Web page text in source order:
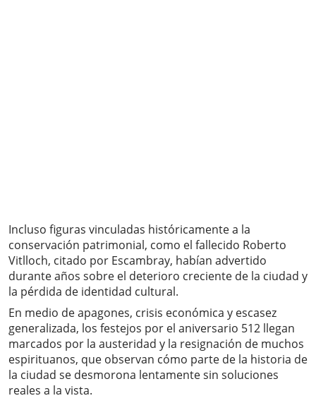
Incluso figuras vinculadas históricamente a la
conservación patrimonial, como el fallecido Roberto
Vitlloch, citado por Escambray, habían advertido
durante años sobre el deterioro creciente de la ciudad y
la pérdida de identidad cultural.
En medio de apagones, crisis económica y escasez
generalizada, los festejos por el aniversario 512 llegan
marcados por la austeridad y la resignación de muchos
espirituanos, que observan cómo parte de la historia de
la ciudad se desmorona lentamente sin soluciones
reales a la vista.